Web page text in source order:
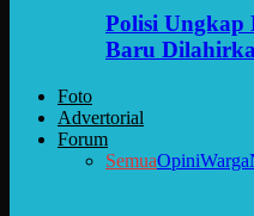
Polisi Ungkap
Baru
Foto
Advertorial
Forum
SemuaOpini